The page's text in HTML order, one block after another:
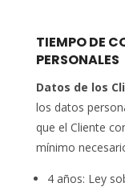
TIEMPO DE
PERSONALES
Datos de los
los datos
que el Cliente
mínimo
4 años: Ley